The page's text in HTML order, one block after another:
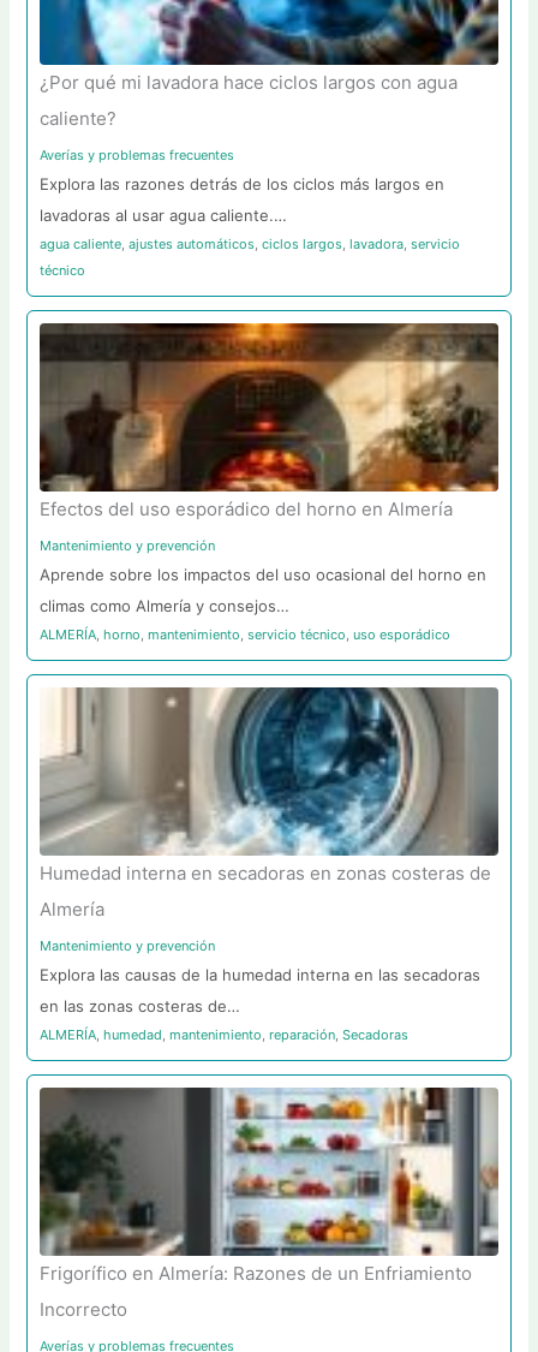
¿Por qué mi lavadora hace ciclos largos con agua
caliente?
Averías y problemas frecuentes
Explora las razones detrás de los ciclos más largos en
lavadoras al usar agua caliente.…
agua caliente,ajustes automáticos,ciclos largos,lavadora,servicio
técnico
Efectos del uso esporádico del horno en Almería
Mantenimiento y prevención
Aprende sobre los impactos del uso ocasional del horno en
climas como Almería y consejos…
ALMERÍA,horno,mantenimiento,servicio técnico,uso esporádico
Humedad interna en secadoras en zonas costeras de
Almería
Mantenimiento y prevención
Explora las causas de la humedad interna en las secadoras
en las zonas costeras de…
ALMERÍA,humedad,mantenimiento,reparación,Secadoras
Frigorífico en Almería: Razones de un Enfriamiento
Incorrecto
Averías y problemas frecuentes